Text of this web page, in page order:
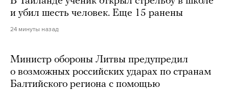
и убил шесть человек. Еще 15 ранены
24 минуты назад
Министр обороны Литвы предупредил
о возможных российских ударах по странам
Балтийского региона с помощью